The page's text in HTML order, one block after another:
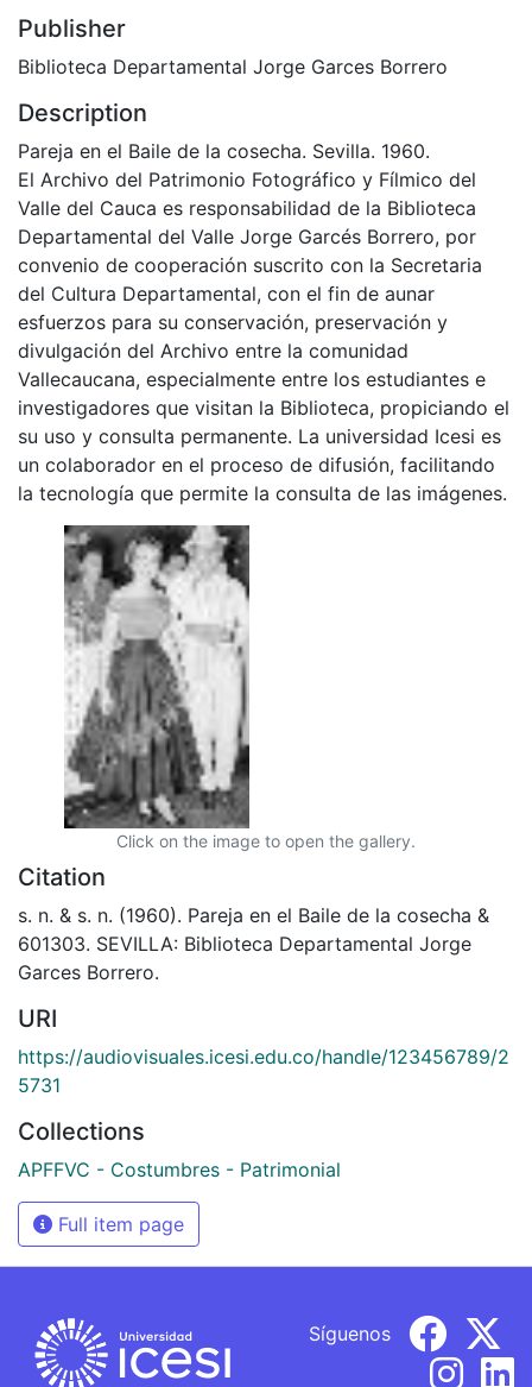
Publisher
Biblioteca Departamental Jorge Garces Borrero
Description
Pareja en el Baile de la cosecha. Sevilla. 1960.
El Archivo del Patrimonio Fotográfico y Fílmico del
Valle del Cauca es responsabilidad de la Biblioteca
Departamental del Valle Jorge Garcés Borrero, por
convenio de cooperación suscrito con la Secretaria
del Cultura Departamental, con el fin de aunar
esfuerzos para su conservación, preservación y
divulgación del Archivo entre la comunidad
Vallecaucana, especialmente entre los estudiantes e
investigadores que visitan la Biblioteca, propiciando el
su uso y consulta permanente. La universidad Icesi es
un colaborador en el proceso de difusión, facilitando
la tecnología que permite la consulta de las imágenes.
Click on the image to open the gallery.
Citation
s. n. & s. n. (1960). Pareja en el Baile de la cosecha &
601303. SEVILLA: Biblioteca Departamental Jorge
Garces Borrero.
URI
https://audiovisuales.icesi.edu.co/handle/123456789/2
5731
Collections
APFFVC - Costumbres - Patrimonial
Full item page
Síguenos